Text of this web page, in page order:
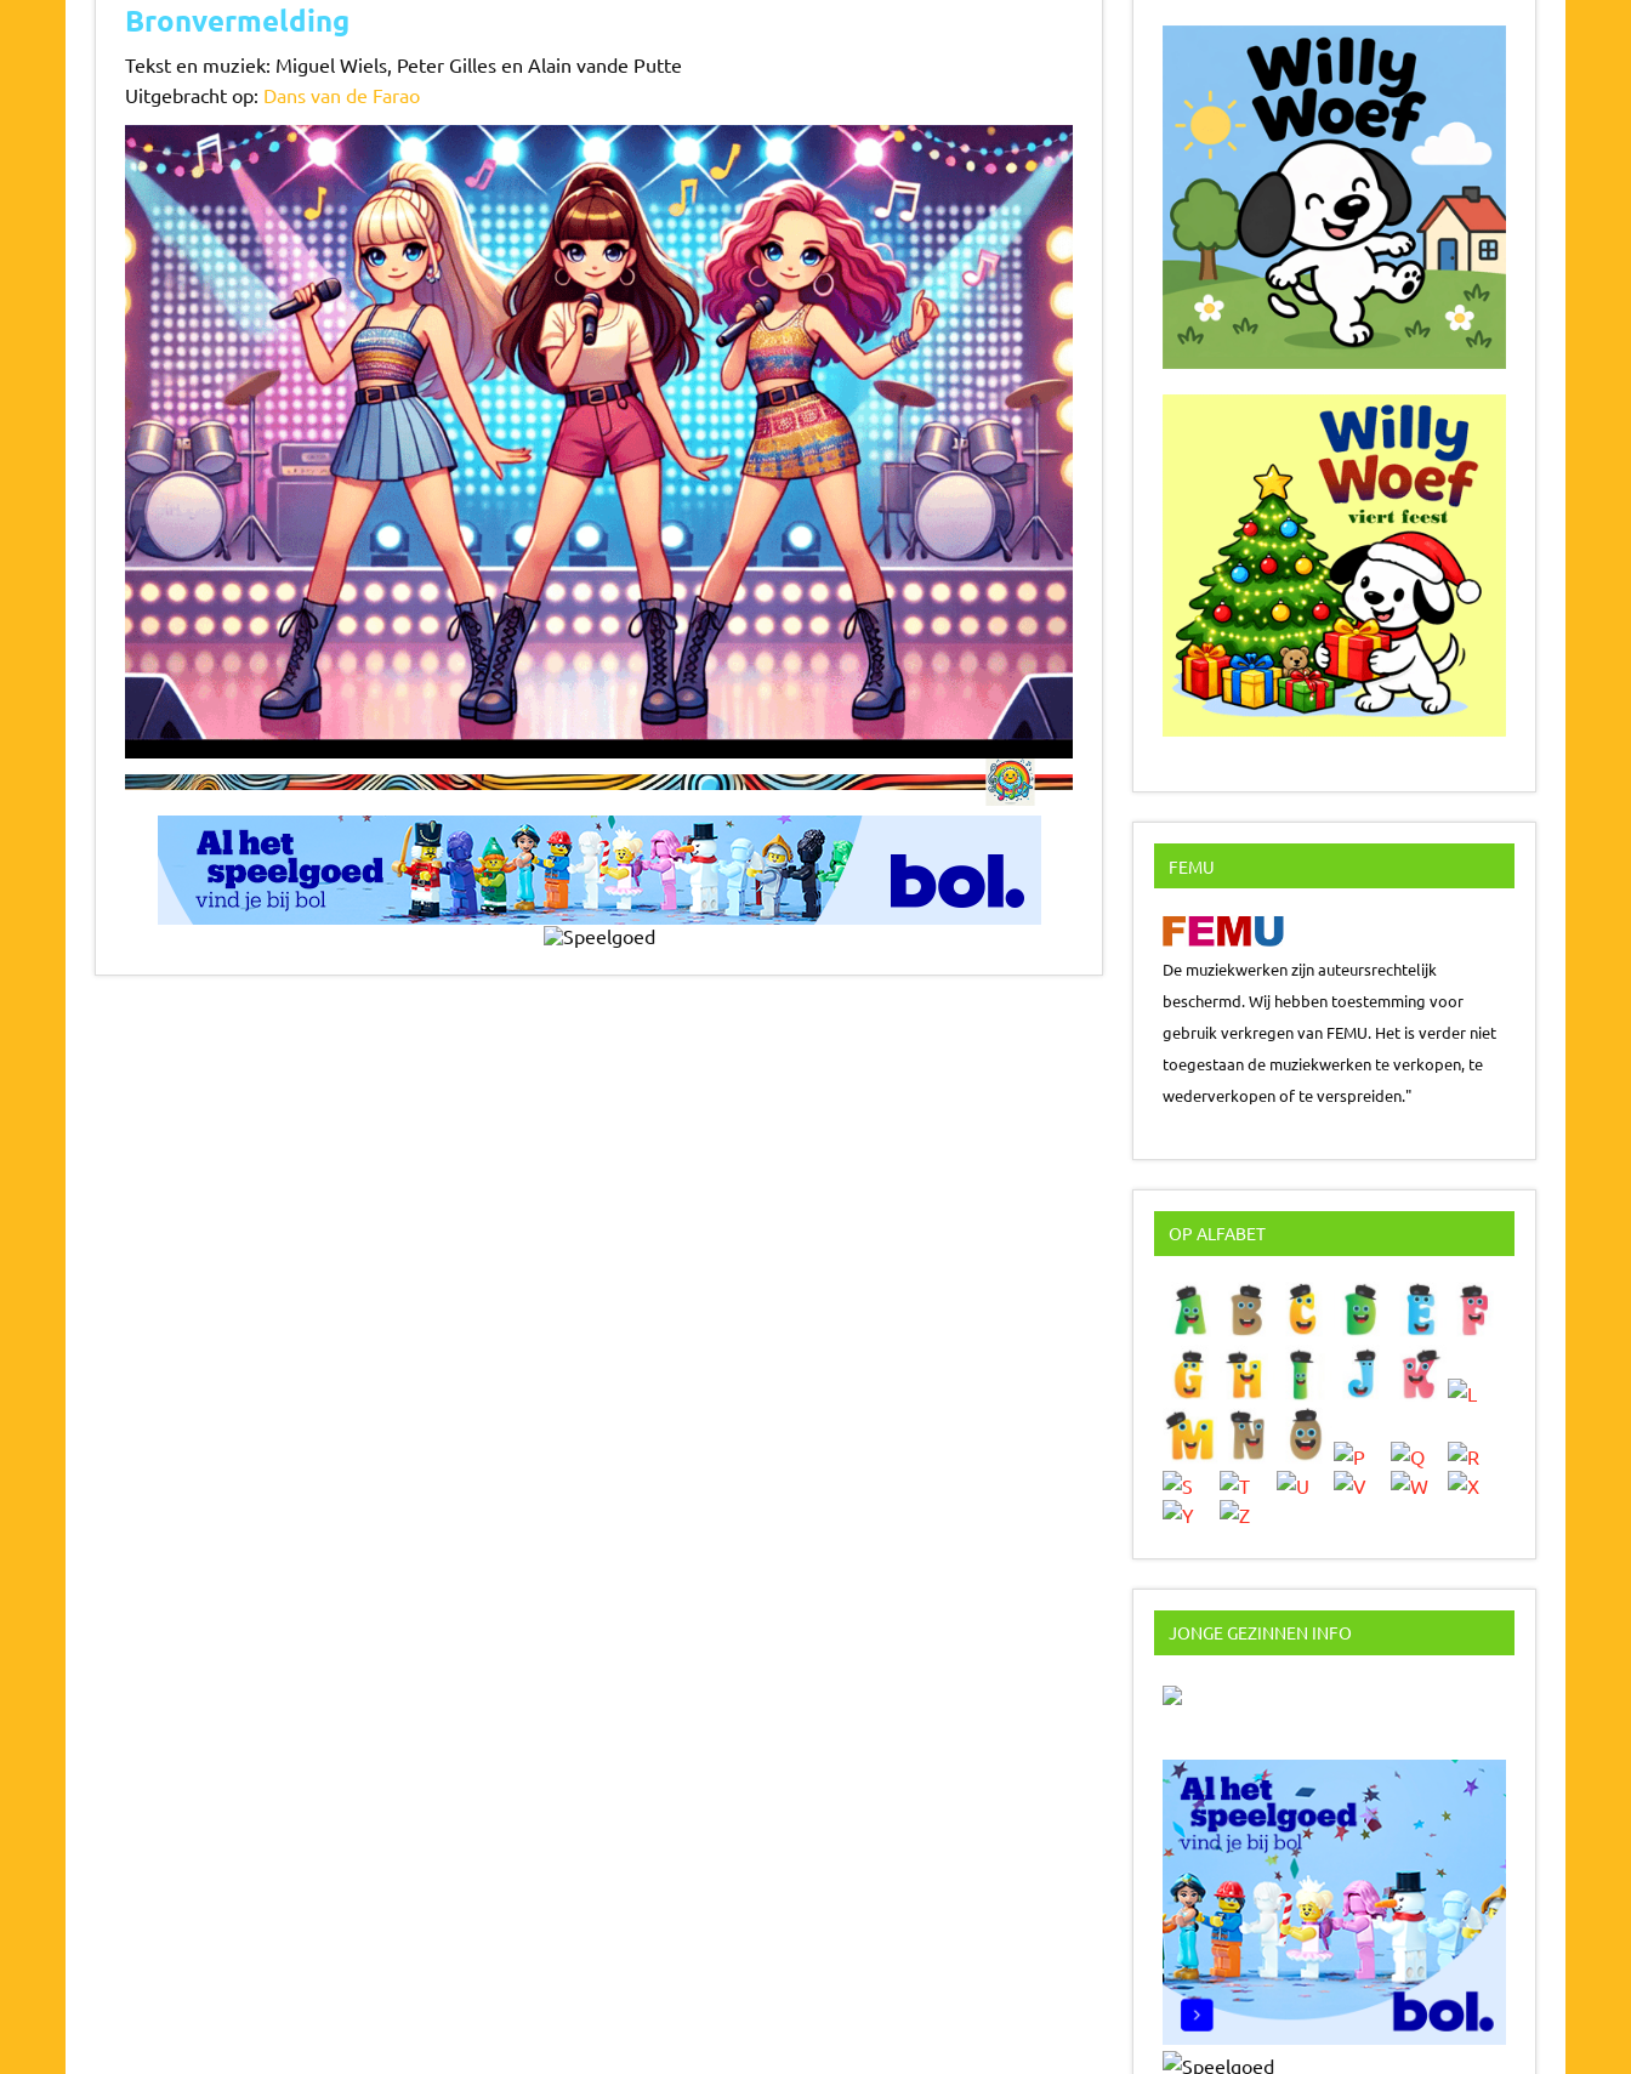
Bronvermelding
Tekst en muziek: Miguel Wiels, Peter Gilles en Alain vande Putte
Uitgebracht op: Dans van de Farao
FEMU
De muziekwerken zijn auteursrechtelijk
beschermd. Wij hebben toestemming voor
gebruik verkregen van FEMU. Het is verder niet
toegestaan de muziekwerken te verkopen, te
wederverkopen of te verspreiden."
OP ALFABET
JONGE GEZINNEN INFO